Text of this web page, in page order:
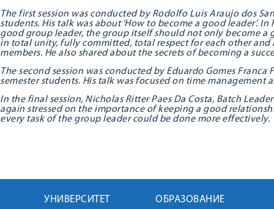
The first session was conducted by Rodolfo Luis Araujo dos
students. His talk was about ‘How to become a good leader’.
good group leader, the group itself should not only become a
in total unity, fully committed, total respect for each other
members. He also shared about the secrets of becoming a
The second session was conducted by Eduardo Gomes Franca
semesterstudents. His talk was focused on time management
In the final session, Nicholas Ritter Paes Da Costa, Batch
again stressed on the importance of keeping a good
every task of the group leader could be done more effectively.
УНИВЕРСИТЕТ ОБРАЗОВАНИЕ